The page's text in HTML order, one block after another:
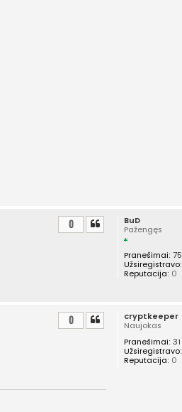
BuD
Pažengęs
Pranešimai: 75
Užsiregistravo:
Reputacija: 0
0
cryptkeeper
Naujokas
Pranešimai: 31
Užsiregistravo:
Reputacija: 0
0